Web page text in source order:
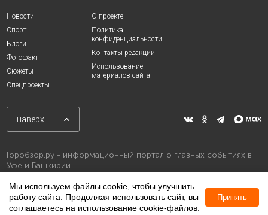
Новости
Спорт
Блоги
Фотофакт
Сюжеты
Спецпроекты
О проекте
Политика
конфиденциальности
Контакты редакции
Использование
материалов сайта
наверх
Горобзор.ру - информационный портал о главных событиях в
Уфе и Башкирии
Мы используем файлы cookie, чтобы улучшить
работу сайта. Продолжая использовать сайт, вы
соглашаетесь на использование cookie-файлов.
Принять